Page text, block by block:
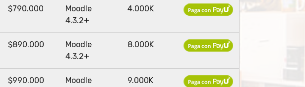
$790.000
Moodle
4.3.2+
4.000K
$890.000
Moodle
4.3.2+
8.000K
$990.000
Moodle
9.000K